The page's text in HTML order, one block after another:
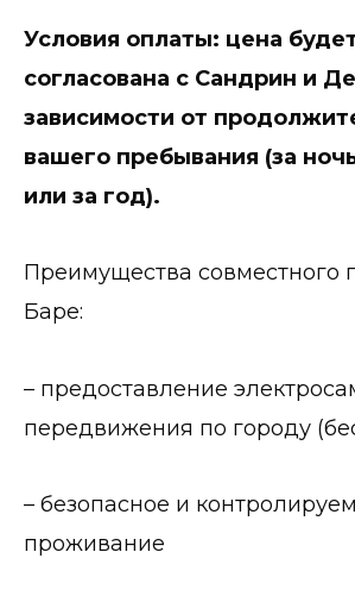
Условия оплаты: цена
согласована с Сандрин и
зависимости от
вашего пребывания (за
или за год).
Преимущества совместного
Баре:
– предоставление
передвижения по городу
– безопасное и
проживание